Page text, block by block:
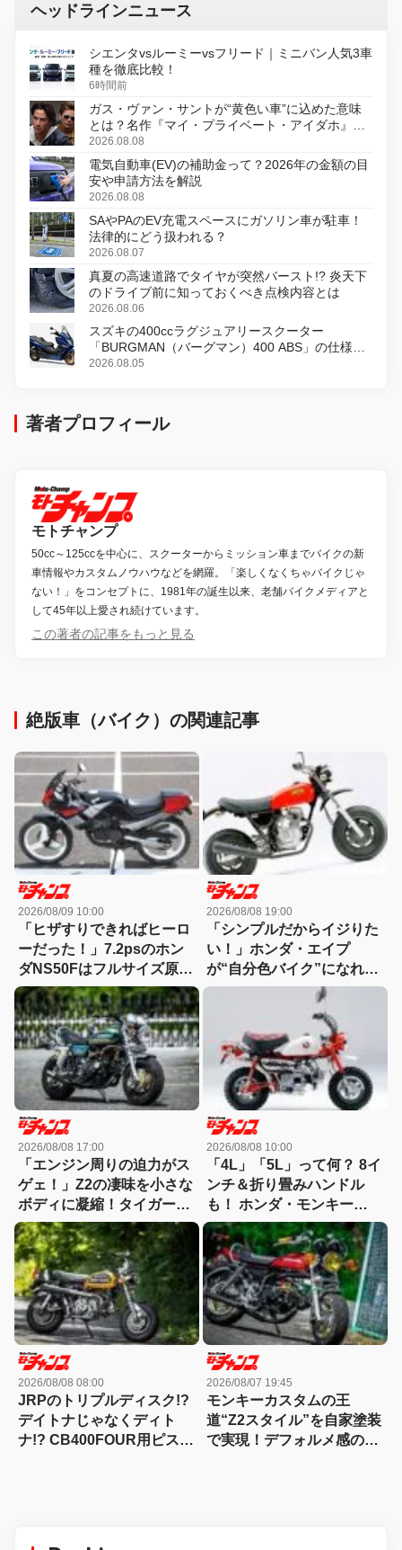
ヘッドラインニュース
シエンタvsルーミーvsフリード｜ミニバン人気3車
種を徹底比較！
6時間前
ガス・ヴァン・サントが“黄色い車”に込めた意味
とは？名作『マイ・プライベート・アイダホ』が
初のデジタルリマスター版で復活
2026.08.08
電気自動車(EV)の補助金って？2026年の金額の目
安や申請方法を解説
2026.08.08
SAやPAのEV充電スペースにガソリン車が駐車！
法律的にどう扱われる？
2026.08.07
真夏の高速道路でタイヤが突然バースト!? 炎天下
のドライブ前に知っておくべき点検内容とは
2026.08.06
スズキの400ccラグジュアリースクーター
「BURGMAN（バーグマン）400 ABS」の仕様を
変更し、8月18日に発売
2026.08.05
著者プロフィール
モトチャンプ
50cc～125ccを中心に、スクーターからミッション車までバイクの新
車情報やカスタムノウハウなどを網羅。「楽しくなくちゃバイクじゃ
ない！」をコンセプトに、1981年の誕生以来、老舗バイクメディアと
して45年以上愛され続けています。
この著者の記事をもっと見る
絶版車（バイク）の関連記事
2026/08/09 10:00
「ヒザすりできればヒーロ
ーだった！」7.2psのホン
ダNS50Fはフルサイズ原付
の“特進クラス”【90年代名
車】
2026/08/08 19:00
「シンプルだからイジりた
い！」ホンダ・エイプ
が“自分色バイク”になれた
理由【ミニバイク名車】
2026/08/08 17:00
「エンジン周りの迫力がス
ゲェ！」Z2の凄味を小さな
ボディに凝縮！タイガーラ
インまで自家塗装した秀逸
モンキー
2026/08/08 10:00
「4L」「5L」って何？ 8イ
ンチ＆折り畳みハンドル
も！ ホンダ・モンキー
の“基本のキ”【モンキー雑
学】
2026/08/08 08:00
JRPのトリプルディスク!?
デイトナじゃなくディト
ナ!? CB400FOUR用ピスト
2026/08/07 19:45
モンキーカスタムの王
道“Z2スタイル”を自家塗装
で実現！デフォルメ感のキ